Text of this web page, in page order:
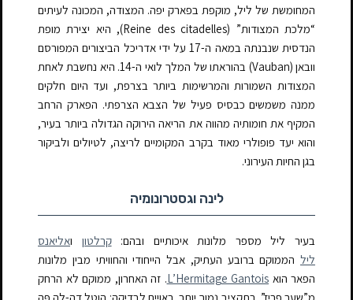
המחומשת של ליל, מוקפת בפארק יפה. המצודה, המכונה לעיתים
“מלכת המצודות” (Reine des citadelles), היא יצירת מופת
הנדסית שנבנתה במאה ה-17 על ידי אדריכל הביצורים המפורסם
וובאן (Vauban) בהוראתו של המלך לואי ה-14. היא נחשבת לאחת
המצודות השמורות והמרשימות ביותר בצרפת, ועד היום חלקים
ממנה משמשים כבסיס פעיל של הצבא הצרפתי. הפארק הרחב
המקיף את חומותיה מהווה את הריאה הירוקה הגדולה ביותר בעיר,
והוא יעד פופולרי מאוד בקרב המקומיים לריצה, לטיולים ולביקור
בגן החיות העירוני.
לינה וגסטרונומיה
בעיר ליל מספר מלונות איכותיים ובהם:קרלטון ואליאנס
ליל הממוקם ברובע העתיק, אבל הייחודי והחוויתי מבין מלונות
הפאר הוא L’Hermitage Gantois. זה האחרון, ממוקם לא הרחק
מ”שער פריז”. בתקציב נמוך יותר, ראויים לבדיקה: הוטל דה-לה פֶּה